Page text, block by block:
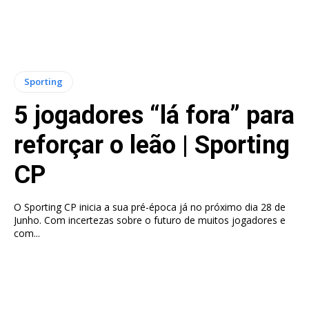
Sporting
5 jogadores “lá fora” para
reforçar o leão | Sporting
CP
O Sporting CP inicia a sua pré-época já no próximo dia 28 de
Junho. Com incertezas sobre o futuro de muitos jogadores e
com...